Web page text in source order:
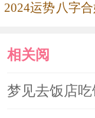
食生肉
食生肉
食猪肉
2024运势 八字
相关阅
读
梦见去饭店